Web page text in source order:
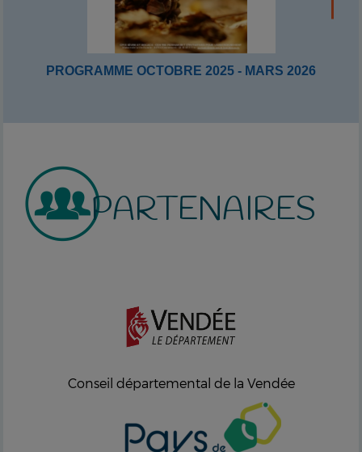
PROGRAMME OCTOBRE 2025 - MARS 2026
PARTENAIRES
Conseil départemental de la Vendée